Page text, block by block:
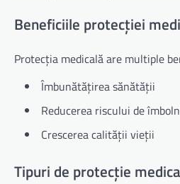
Beneficiile protecției
Protecția medicală are multiple
Îmbunătățirea sănătății
Reducerea riscului de
Crescerea calității vieții
Tipuri de protecție